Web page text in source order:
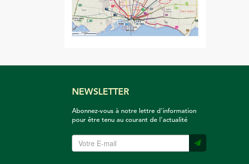
NEWSLETTER
Abonnez-vous à notre lettre d'information
pour être tenu au courant de l'actualité